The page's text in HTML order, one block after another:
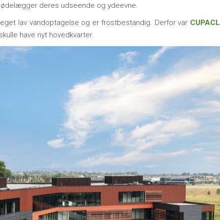
deres udseende og ydeevne.
lav vandoptagelse og er frostbestandig. Derfor var
have nyt hovedkvarter.